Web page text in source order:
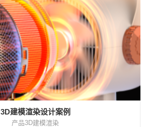
3D建模渲染设计案例
产品3D建模渲染